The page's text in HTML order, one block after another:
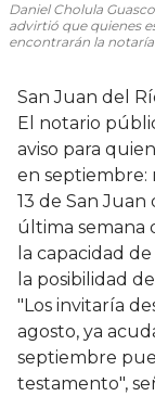
Daniel Cholula
advirtió que quienes
encontrarán la
San Juan del
El notario
aviso para
en septiembre:
13 de San
última semana
la capacidad
la posibilidad
"Los invitaría
agosto, ya
septiembre
testamento",